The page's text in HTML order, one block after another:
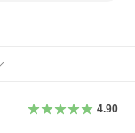
4.90